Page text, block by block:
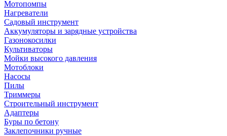
Мотопомпы
Нагреватели
Садовый инструмент
Аккумуляторы и зарядные устройства
Газонокосилки
Культиваторы
Мойки высокого давления
Мотоблоки
Насосы
Пилы
Триммеры
Строительный инструмент
Адаптеры
Буры по бетону
Заклепочники ручные